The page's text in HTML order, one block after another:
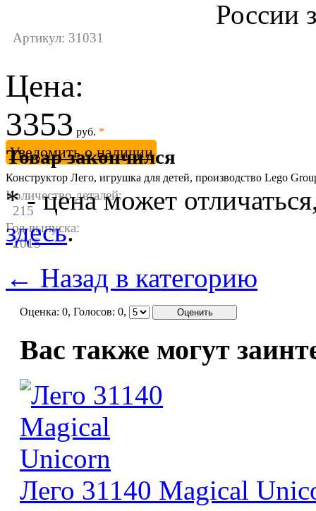
Артикул: 31031
Цена:
3353 руб. *
Товар закончился
Уведомить о наличии
Количество деталей:
215
Год выпуска:
2015
Конструктор Лего, игрушка для детей, производство Lego
* - цена может
здесь.
← Назад в категорию
Оценка: 0, Голосов: 0,
Вас также могут
Лего 31140 Magical